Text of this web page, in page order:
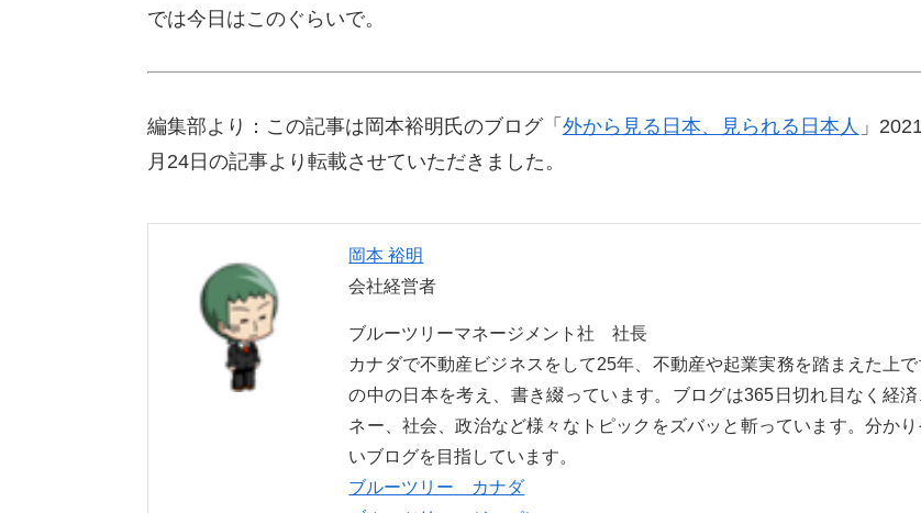
では今日はこのぐらいで。
編集部より：この記事は岡本裕明氏のブログ「 外から見る日本、見られる日本人 」
月24日の記事より転載させていただきました。
岡本 裕明
会社経営者
ブルーツリーマネージメント社 社長
カナダで不動産ビジネスをして25年、不動産や起業実務を踏まえた上
の中の日本を考え、書き綴っています。ブログは365日切れ目なく経済
ネー、社会、政治など様々なトピックをズバッと斬っています。分かり
いブログを目指しています。
ブルーツリー カナダ